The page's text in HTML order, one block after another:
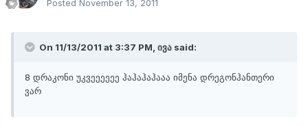
Posted November 13, 2011
On 11/13/2011 at 3:37 PM, ივა said:
8 დრაკონი უკვეეეეეე ჰაჰაჰაჰააა იმენა დრეგონჰანთერი
ვარ